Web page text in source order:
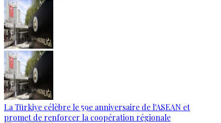
La Türkiye célèbre le 59e anniversaire de l'ASEAN et
promet de renforcer la coopération régionale